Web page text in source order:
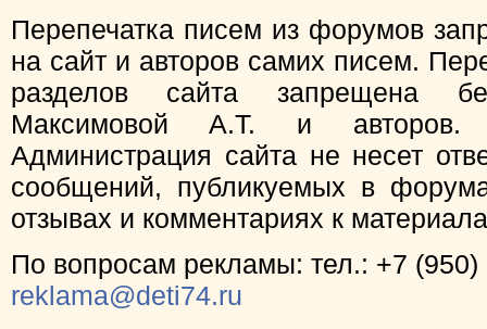
Перепечатка писем из форумов
на сайт и авторов самих писем.
разделов сайта запрещена
Максимовой А.Т. и
Администрация сайта не несет
сообщений, публикуемых в
отзывах и комментариях к
По вопросам рекламы: тел.: +7 (950)
reklama@deti74.ru